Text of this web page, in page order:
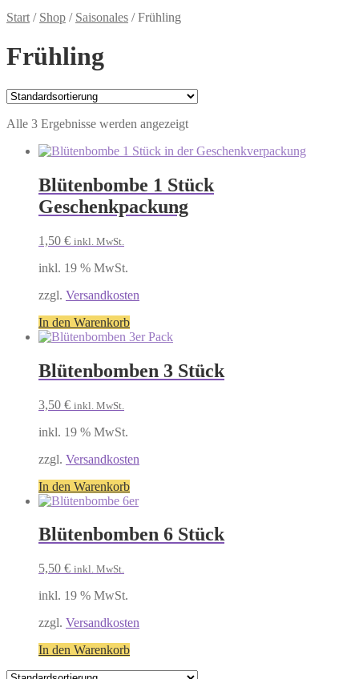
Start / Shop / Saisonales /Frühling
Frühling
Alle 3 Ergebnisse werden angezeigt
Blütenbombe 1 Stück
Geschenkpackung
1,50 € inkl. MwSt.
inkl. 19 % MwSt.
zzgl. Versandkosten
In den Warenkorb
Blütenbomben 3 Stück
3,50 € inkl. MwSt.
inkl. 19 % MwSt.
zzgl. Versandkosten
In den Warenkorb
Blütenbomben 6 Stück
5,50 € inkl. MwSt.
inkl. 19 % MwSt.
zzgl. Versandkosten
In den Warenkorb